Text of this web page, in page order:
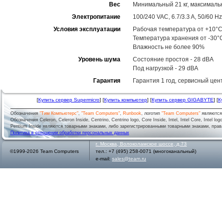
Вес
Минимальный 21 кг,
Электропитание
100/240 VAC, 6.7/3.3 A, 50/60 Hz
Условия эксплуатации
Рабочая температура от
Температура хранения от -
Влажность не более 90%
Уровень шума
Состояние простоя - 28 dBA
Под нагрузкой - 29 dBA
Гарантия
Гарантия 1 год, сервисный
[Купить сервер Supermicro] [Купить компьютер] [Купить сервер GIGABYTE] [
Обозначения"Тим Компьютерс", "Team Computers", Runbook, логотип "Team Computers"
Обозначения Celeron, Celeron Inside, Centrino, Centrino logo, Core Inside, Intel, Intel Core, Intel
Pentium Inside являются товарными знаками, либо зарегистрированными товарными знаками,
Политика в отношении обработки персональных данных
©1999-2026 Team Computers
г. Москва
Волоколамское шоссе, д.73
тел.: +7 (495) 258-0071 (многоканальный)
e-mail: sales@team.ru